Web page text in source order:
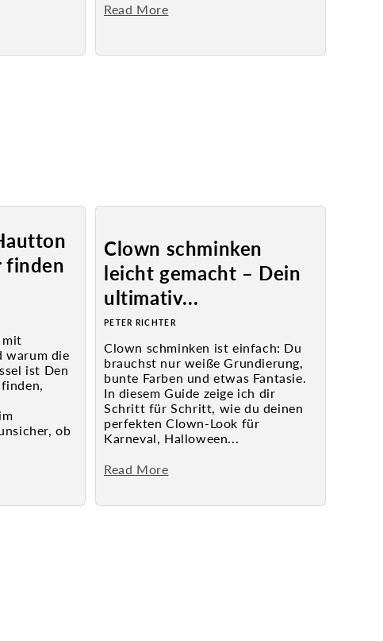
Read More
finden
mit
warum die
ist Den
ob
Clown schminken
leicht gemacht – Dein
ultimativ...
PETER RICHTER
Clown schminken ist einfach: Du
brauchst nur weiße Grundierung,
bunte Farben und etwas Fantasie.
In diesem Guide zeige ich dir
Schritt für Schritt, wie du deinen
perfekten Clown-Look für
Karneval, Halloween...
Read More